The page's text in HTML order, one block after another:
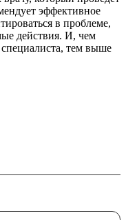
эффективное
в проблеме,
действия. И, чем
тем выше